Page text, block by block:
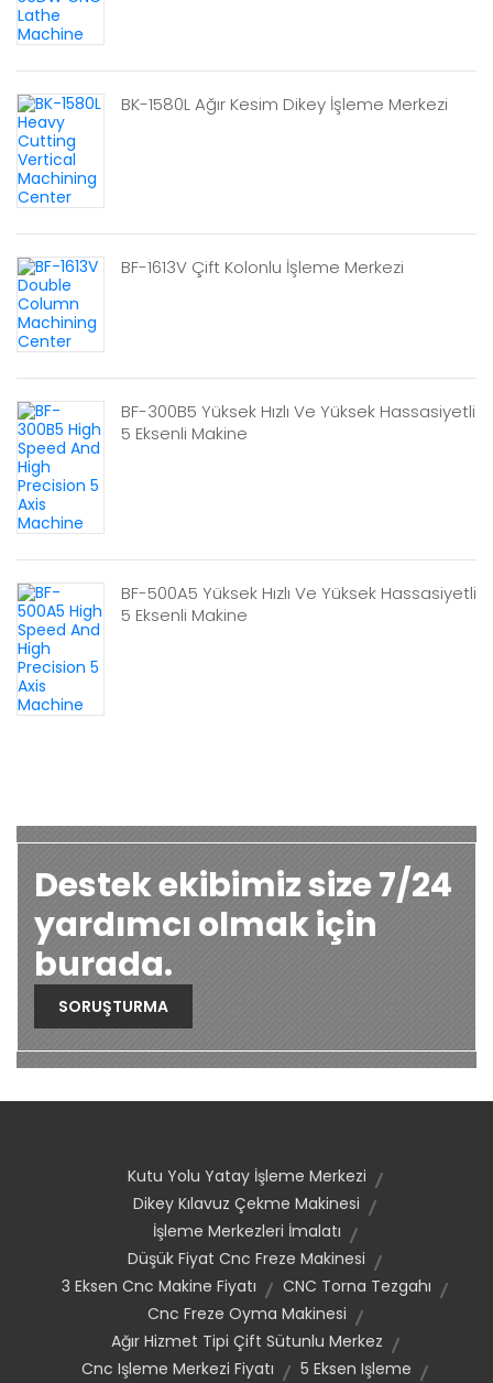
BK-1580L Ağır Kesim Dikey İşleme Merkezi
BF-1613V Çift Kolonlu İşleme Merkezi
BF-300B5 Yüksek Hızlı Ve Yüksek Hassasiyetli
5 Eksenli Makine
BF-500A5 Yüksek Hızlı Ve Yüksek Hassasiyetli
5 Eksenli Makine
Destek ekibimiz size 7/24
yardımcı olmak için
burada.
SORUŞTURMA
Kutu Yolu Yatay İşleme Merkezi
Dikey Kılavuz Çekme Makinesi
İşleme Merkezleri İmalatı
Düşük Fiyat Cnc Freze Makinesi
3 Eksen Cnc Makine Fiyatı
CNC Torna Tezgahı
Cnc Freze Oyma Makinesi
Ağır Hizmet Tipi Çift Sütunlu Merkez
Cnc Işleme Merkezi Fiyatı
5 Eksen Işleme